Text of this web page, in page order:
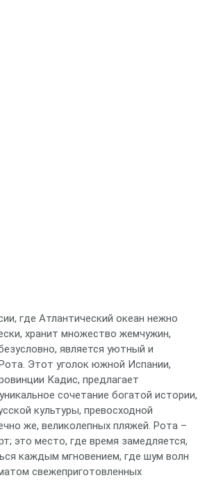
где Атлантический океан нежно
хранит множество жемчужин,
является уютный и
Этот уголок южной Испании,
Кадис, предлагает
сочетание богатой истории,
культуры, превосходной
же, великолепных пляжей. Рота –
это место, где время замедляется,
каждым мгновением, где шум волн
свежеприготовленных